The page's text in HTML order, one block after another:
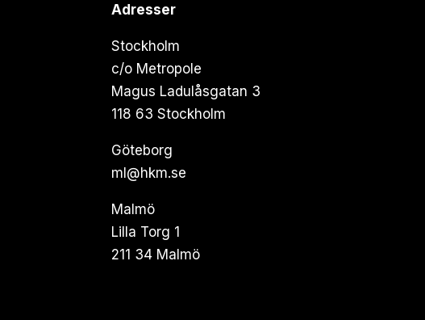
Adresser
Stockholm
c/o Metropole
Magus Ladulåsgatan 3
118 63 Stockholm
Göteborg
ml@hkm.se
Malmö
Lilla Torg 1
211 34 Malmö